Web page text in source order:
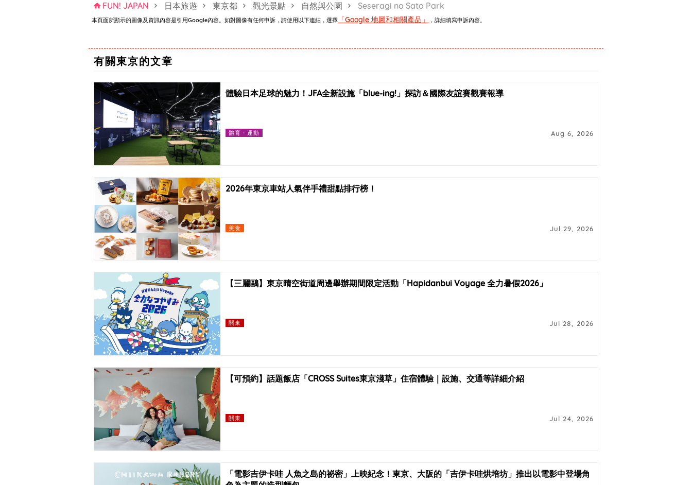
FUN! JAPAN 日本旅遊 東京都 觀光景點 自然與公園 Seseragi no Sato Park
本頁面所顯示的圖像及資訊內容是引用Google內容。如對圖像有任何申訴，請使用以下連結，選擇 「Google 地圖和相關產品」 ，詳細填寫申訴內容。
有關東京的文章
體驗日本足球的魅力！JFA全新設施「blue-ing!」探訪＆國際友誼賽觀賽報導
體育・運動 Aug 6, 2026
2026年東京車站人氣伴手禮甜點排行榜！
美食 Jul 29, 2026
【三麗鷗】東京晴空街道周邊舉辦期間限定活動「Hapidanbui Voyage 全力暑假2026」
關東 Jul 28, 2026
【可預約】話題飯店「CROSS Suites東京淺草」住宿體驗｜設施、交通等詳細介紹
關東 Jul 24, 2026
「電影吉伊卡哇 人魚之島的祕密」上映紀念！東京、大阪的「吉伊卡哇烘培坊」推出以電影中登場角